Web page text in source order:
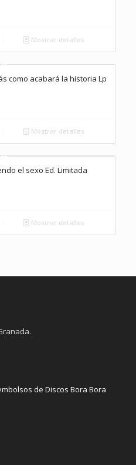
Mostrar detalles
como acabará la historia Lp
Mostrar detalles
el sexo Ed. Limitada
Mostrar detalles
de Discos Bora Bora